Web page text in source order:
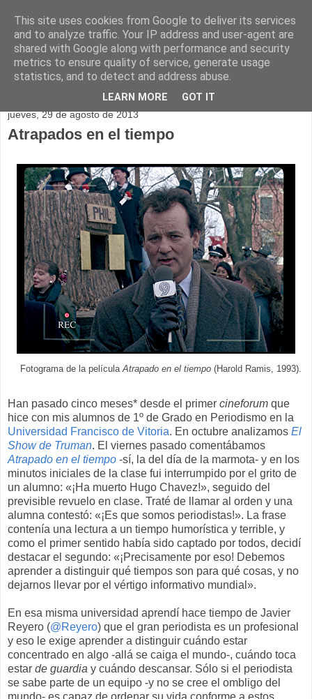
jueves, 29 de agosto de 2013
Atrapados en el tiempo
Fotograma de la película Atrapado en el tiempo (Harold Ramis, 1993).
Han pasado cinco meses* desde el primer cineforum que
hice con mis alumnos de 1º de Grado en Periodismo en la
Universidad Francisco de Vitoria. En octubre analizamos El
Show de Truman. El viernes pasado comentábamos
Atrapado en el tiempo -sí, la del día de la marmota- y en los
minutos iniciales de la clase fui interrumpido por el grito de
un alumno: «¡Ha muerto Hugo Chavez!», seguido del
previsible revuelo en clase. Traté de llamar al orden y una
alumna contestó: «¡Es que somos periodistas!». La frase
contenía una lectura a un tiempo humorística y terrible, y
como el primer sentido había sido captado por todos, decidí
destacar el segundo: «¡Precisamente por eso! Debemos
aprender a distinguir qué tiempos son para qué cosas, y no
dejarnos llevar por el vértigo informativo mundial».
En esa misma universidad aprendí hace tiempo de Javier
Reyero (@Reyero) que el gran periodista es un profesional
y eso le exige aprender a distinguir cuándo estar
concentrado en algo -allá se caiga el mundo-, cuándo toca
estar de guardia y cuándo descansar. Sólo si el periodista
se sabe parte de un equipo -y no se cree el ombligo del
mundo- es capaz de ordenar su vida conforme a estos
This site uses cookies from Google to deliver its services
and to analyze traffic. Your IP address and user-agent are
shared with Google along with performance and security
metrics to ensure quality of service, generate usage
statistics, and to detect and address abuse.
LEARN MORE GOT IT